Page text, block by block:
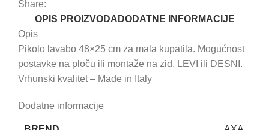
Share:
OPIS PROIZVODA DODATNE INFORMACIJE
Opis
Pikolo lavabo 48×25 cm za mala kupatila. Mogućnost
postavke na ploču ili montaže na zid. LEVI ili DESNI.
Vrhunski kvalitet – Made in Italy
Dodatne informacije